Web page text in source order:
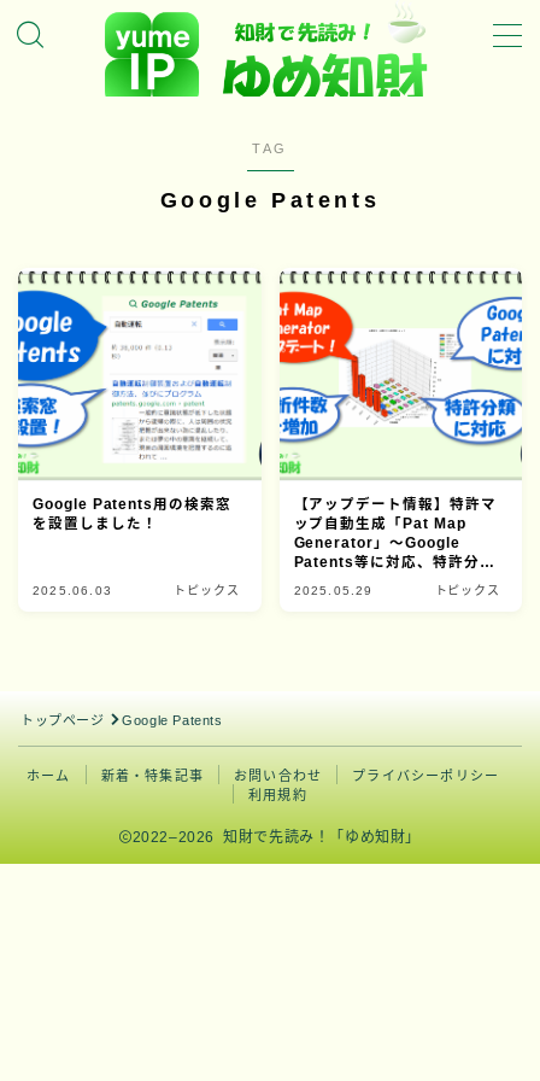
ゆめ知財の特徴
ゆめ知財の代表について
トピックス
新着・特集記事
お問い合わせ
TAG
Google Patents
Google Patents用の検索窓
を設置しました！
2025.06.03 トピックス
【アップデート情報】特許マ
ップ自動生成「Pat Map
Generator」～Google
Patents等に対応、特許分類
に対応、分析件数の増加など
2025.05.29 トピックス
トップページ Google Patents
ホーム 新着・特集記事 お問い合わせ
プライバシーポリシー
利用規約
2022–2026 知財で先読み！「ゆめ知財」